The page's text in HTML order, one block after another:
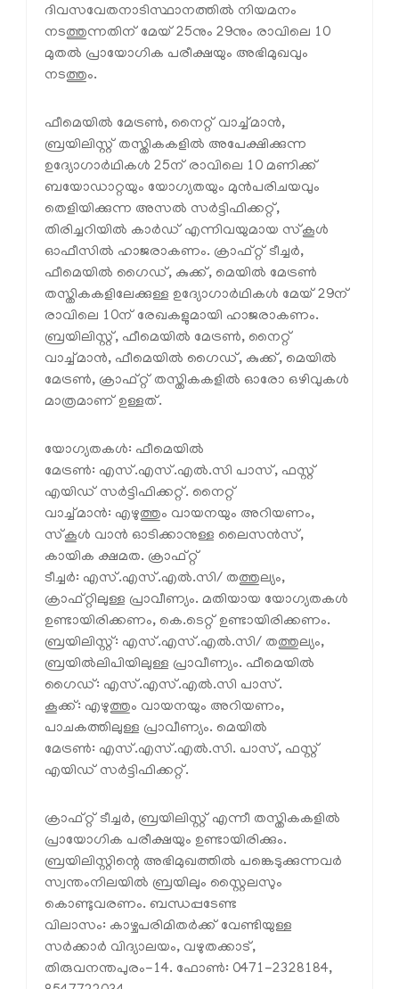
ദിവസവേതനാടിസ്ഥാനത്തിൽ നിയമനം
നടത്തുന്നതിന് മേയ് 25നും 29നും രാവിലെ 10
മുതൽ പ്രായോഗിക പരീക്ഷയും അഭിമുഖവും
നടത്തും.
ഫീമെയിൽ മേട്രൺ, നൈറ്റ് വാച്ച്മാൻ,
ബ്രയിലിസ്റ്റ് തസ്തികകളിൽ അപേക്ഷിക്കുന്ന
ഉദ്യോഗാർഥികൾ 25ന് രാവിലെ 10 മണിക്ക്
ബയോഡാറ്റയും യോഗ്യതയും മുൻപരിചയവും
തെളിയിക്കുന്ന അസൽ സർട്ടിഫിക്കറ്റ്,
തിരിച്ചറിയിൽ കാർഡ് എന്നിവയുമായ സ്കൂൾ
ഓഫീസിൽ ഹാജരാകണം. ക്രാഫ്റ്റ് ടീച്ചർ,
ഫീമെയിൽ ഗൈഡ്, കുക്ക്, മെയിൽ മേട്രൺ
തസ്തികകളിലേക്കുള്ള ഉദ്യോഗാർഥികൾ മേയ് 29ന്
രാവിലെ 10ന് രേഖകളുമായി ഹാജരാകണം.
ബ്രയിലിസ്റ്റ്, ഫീമെയിൽ മേട്രൺ, നൈറ്റ്
വാച്ച്മാൻ, ഫീമെയിൽ ഗൈഡ്, കുക്ക്, മെയിൽ
മേട്രൺ, ക്രാഫ്റ്റ് തസ്തികകളിൽ ഓരോ ഒഴിവുകൾ
മാത്രമാണ് ഉള്ളത്.
യോഗ്യതകൾ: ഫീമെയിൽ
മേട്രൺ: എസ്.എസ്.എൽ.സി പാസ്, ഫസ്റ്റ്
എയിഡ് സർട്ടിഫിക്കറ്റ്. നൈറ്റ്
വാച്ച്മാൻ: എഴുത്തും വായനയും അറിയണം,
സ്കൂൾ വാൻ ഓടിക്കാനുള്ള ലൈസൻസ്,
കായിക ക്ഷമത. ക്രാഫ്റ്റ്
ടീച്ചർ: എസ്.എസ്.എൽ.സി/ തത്തുല്യം,
ക്രാഫ്റ്റിലുള്ള പ്രാവീണ്യം. മതിയായ യോഗ്യതകൾ
ഉണ്ടായിരിക്കണം, കെ.ടെറ്റ് ഉണ്ടായിരിക്കണം.
ബ്രയിലിസ്റ്റ്: എസ്.എസ്.എൽ.സി/ തത്തുല്യം,
ബ്രയിൽലിപിയിലുള്ള പ്രാവീണ്യം. ഫീമെയിൽ
ഗൈഡ്: എസ്.എസ്.എൽ.സി പാസ്.
കൂക്ക്: എഴുത്തും വായനയും അറിയണം,
പാചകത്തിലുള്ള പ്രാവീണ്യം. മെയിൽ
മേട്രൺ: എസ്.എസ്.എൽ.സി. പാസ്, ഫസ്റ്റ്
എയിഡ് സർട്ടിഫിക്കറ്റ്.
ക്രാഫ്റ്റ് ടീച്ചർ, ബ്രയിലിസ്റ്റ് എന്നീ തസ്തികകളിൽ
പ്രായോഗിക പരീക്ഷയും ഉണ്ടായിരിക്കും.
ബ്രയിലിസ്റ്റിന്റെ അഭിമുഖത്തിൽ പങ്കെടുക്കുന്നവർ
സ്വന്തംനിലയിൽ ബ്രയിലും സ്റ്റൈലസും
കൊണ്ടുവരണം. ബന്ധപ്പടേണ്ട
വിലാസം: കാഴ്ചപരിമിതർക്ക് വേണ്ടിയുള്ള
സർക്കാർ വിദ്യാലയം, വഴുതക്കാട്,
തിരുവനന്തപുരം-14. ഫോൺ: 0471-2328184,